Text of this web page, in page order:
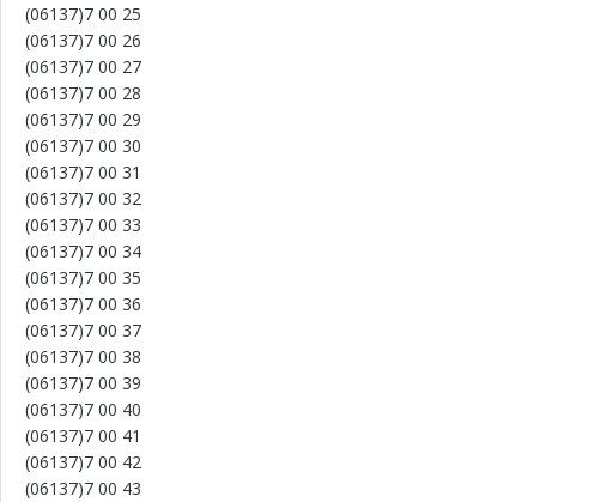
(06137)7 00 25
(06137)7 00 26
(06137)7 00 27
(06137)7 00 28
(06137)7 00 29
(06137)7 00 30
(06137)7 00 31
(06137)7 00 32
(06137)7 00 33
(06137)7 00 34
(06137)7 00 35
(06137)7 00 36
(06137)7 00 37
(06137)7 00 38
(06137)7 00 39
(06137)7 00 40
(06137)7 00 41
(06137)7 00 42
(06137)7 00 43